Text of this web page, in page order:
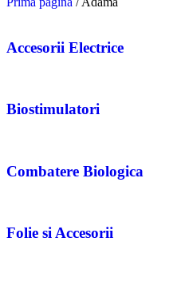
Accesorii Electrice
Biostimulatori
Combatere Biologica
Folie si Accesorii